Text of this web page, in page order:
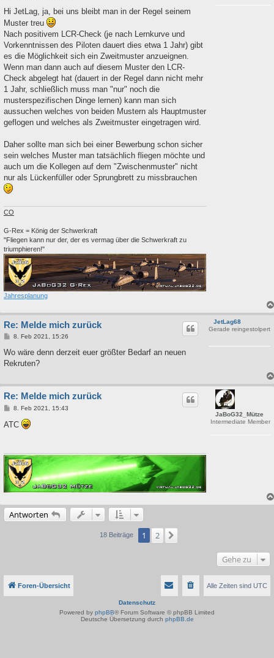
r
a
Hi JetLag, ja, bei uns bleibt man in der Regel seinem
Muster treu
Nach positivem LCR-Check (je nach Lernkurve und
Vorkenntnissen des Piloten dauert dies etwa 1 Jahr) gibt
es die Möglichkeit sich ein Zweitmuster anzueignen.
Wenn man dann auch auf diesem Muster den LCR-
Check abgelegt hat (dauert in der Regel dann nicht mehr
1 Jahr, schließlich muss man "nur" noch die
musterspezifischen Dinge lernen) kann man sich
aussuchen welches von beiden Mustern als Hauptmuster
geflogen und welches als Zweitmuster eingetragen wird.
Daher sollte man sich bei einer Bewerbung schon sicher
sein welches Muster man tatsächlich fliegen möchte und
auch um die Kollegen auf dem "Zwischenmuster" nicht
nur als Lückenfüller oder Sprungbrett zu missbrauchen
CO
G-Rex = König der Schwerkraft
"Fliegen kann nur der, der es vermag über die Schwerkraft zu
triumphieren!"
Jahresplanung
JetLag68
Gerade reingestolpert
Re: Melde mich zurück
B
i
r
8. Feb 2021, 15:26
Wo wäre denn derzeit euer größter Bedarf an neuen
Rekruten?
JaBoG32_Mütze
Intermediate Member
Re: Melde mich zurück
B
i
t
8. Feb 2021, 15:43
ATC
Antworten
18 Beiträge 1 2
Gehe zu
Foren-Übersicht Alle Zeiten sind UTC
Datenschutz
Powered by phpBB® Forum Software © phpBB Limited
Deutsche Übersetzung durch phpBB.de